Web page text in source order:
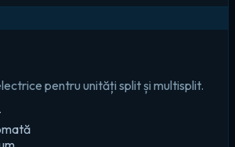
pentru unități split și multisplit.